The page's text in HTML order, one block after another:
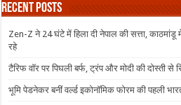
Recent Posts
Zen-Z ने 24 घंटे में हिला दी नेपाल की सत्ता,
रहे
टैरिफ वॉर पर पिघली बर्फ, ट्रंप और मोदी की दोस्ती से
भूमि पेडनेकर बनीं वर्ल्ड इकोनॉमिक फोरम की पहली